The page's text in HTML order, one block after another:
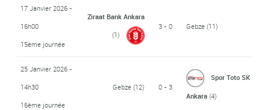
17 Janvier 2026 -
16h00
15ème journée
Ziraat Bank Ankara
(1)
3 - 0 Gebze(11)
25 Janvier 2026 -
14h30
16ème journée
Gebze(12) 0 - 3
Spor Toto SK
Ankara(4)